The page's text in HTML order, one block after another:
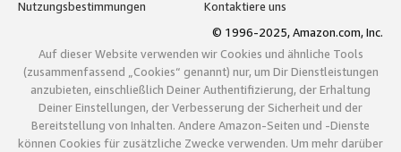
Nutzungsbestimmungen
Kontaktiere uns
© 1996-2025, Amazon.com, Inc.
Auf dieser Website verwenden wir Cookies und ähnliche Tools
(zusammenfassend „Cookies“ genannt) nur, um Dir Dienstleistungen
anzubieten, einschließlich Deiner Authentifizierung, der Erhaltung
Deiner Einstellungen, der Verbesserung der Sicherheit und der
Bereitstellung von Inhalten. Andere Amazon-Seiten und -Dienste
können Cookies für zusätzliche Zwecke verwenden. Um mehr darüber